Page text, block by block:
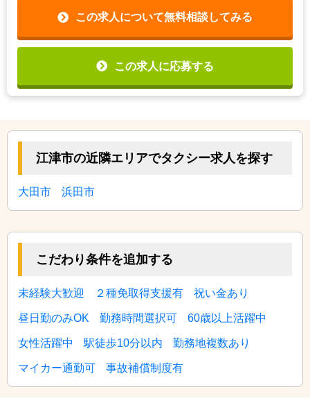
この求人について無料相談してみる
この求人に応募する
江津市の近隣エリアでタクシー求人を探す
大田市 浜田市
こだわり条件を追加する
未経験大歓迎 ２種免取得支援有 祝い金あり
昼日勤のみOK 勤務時間選択可 60歳以上活躍中
女性活躍中 駅徒歩10分以内 勤務地複数あり
マイカー通勤可 事故補償制度有